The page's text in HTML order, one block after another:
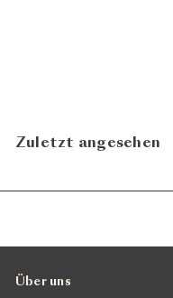
Zuletzt angesehen
Über uns